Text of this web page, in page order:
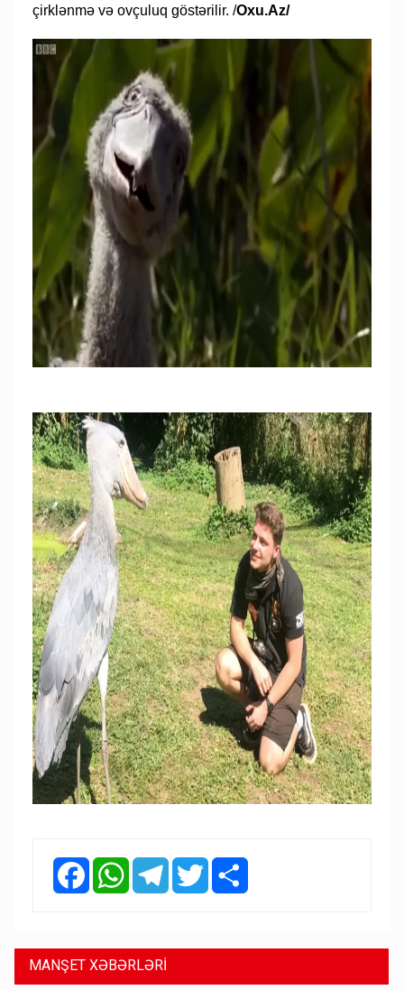
çirklənmə və ovçuluq göstərilir. /Oxu.Az/
FacebookWhatsAppTelegramTwitter
MANŞET XƏBƏRLƏRİ